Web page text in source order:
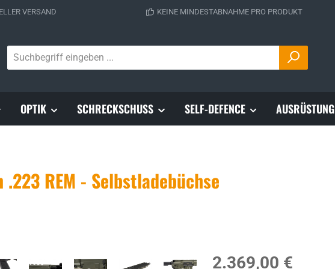
VERSAND KEINE MINDESTABNAHME PRO PRODUKT
OPTIK SCHRECKSCHUSS SELF-DEFENCE AUSRÜSTUNG
.223 REM - Selbstladebüchse
Regulärer Preis:
2.369,00 €